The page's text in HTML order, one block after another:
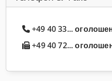
+49 40 33...
+49 40 72...